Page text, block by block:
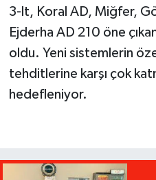
3-lt, Koral AD, Miğfer,
Ejderha AD 210 öne
oldu. Yeni sistemlerin
tehditlerine karşı çok
hedefleniyor.